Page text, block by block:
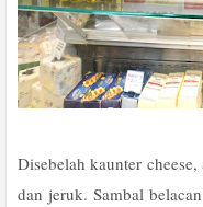
Disebelah kaunter
dan jeruk. Sambal